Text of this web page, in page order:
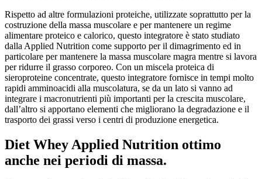
Rispetto ad altre formulazioni proteiche, utilizzate soprattutto per la
costruzione della massa muscolare e per mantenere un regime
alimentare proteico e calorico, questo integratore è stato studiato
dalla Applied Nutrition come supporto per il dimagrimento ed in
particolare per mantenere la massa muscolare magra mentre si lavora
per ridurre il grasso corporeo. Con un miscela proteica di
sieroproteine concentrate, questo integratore fornisce in tempi molto
rapidi amminoacidi alla muscolatura, se da un lato si vanno ad
integrare i macronutrienti più importanti per la crescita muscolare,
dall’altro si apportano elementi che migliorano la degradazione e il
trasporto dei grassi verso i centri di produzione energetica.
Diet Whey Applied Nutrition ottimo
anche nei periodi di massa.